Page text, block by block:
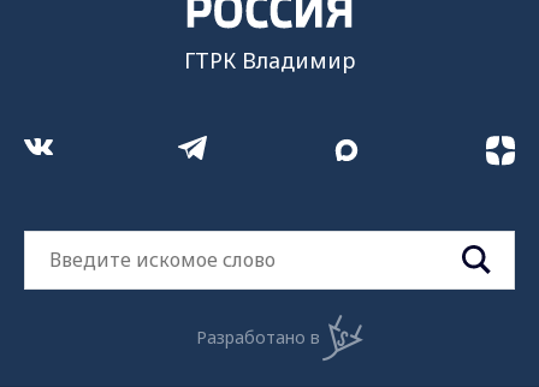
ГТРК Владимир
Разработано в